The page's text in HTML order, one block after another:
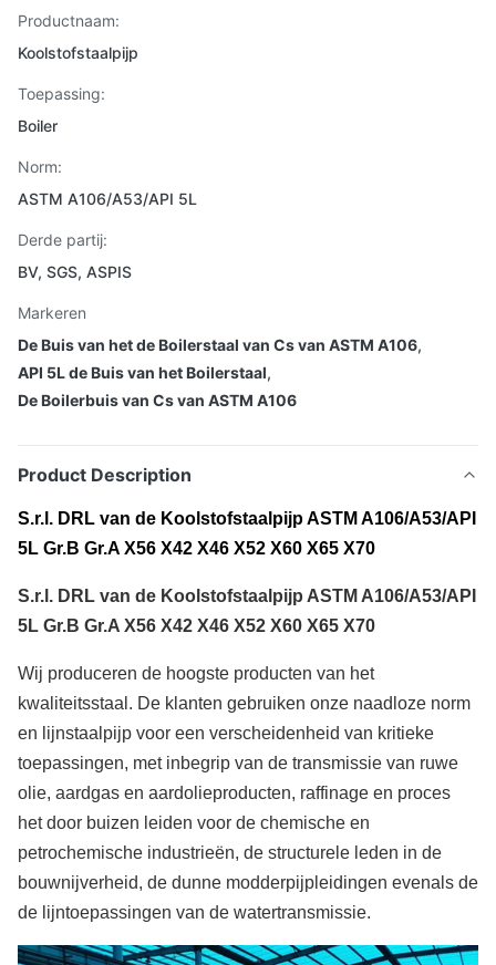
Productnaam:
Koolstofstaalpijp
Toepassing:
Boiler
Norm:
ASTM A106/A53/API 5L
Derde partij:
BV, SGS, ASPIS
Markeren
De Buis van het de Boilerstaal van Cs van ASTM A106,
API 5L de Buis van het Boilerstaal,
De Boilerbuis van Cs van ASTM A106
Product Description
S.r.l. DRL van de Koolstofstaalpijp ASTM A106/A53/API
5L Gr.B Gr.A X56 X42 X46 X52 X60 X65 X70
S.r.l. DRL van de Koolstofstaalpijp ASTM A106/A53/API
5L Gr.B Gr.A X56 X42 X46 X52 X60 X65 X70
Wij produceren de hoogste producten van het
kwaliteitsstaal. De klanten gebruiken onze naadloze norm
en lijnstaalpijp voor een verscheidenheid van kritieke
toepassingen, met inbegrip van de transmissie van ruwe
olie, aardgas en aardolieproducten, raffinage en proces
het door buizen leiden voor de chemische en
petrochemische industrieën, de structurele leden in de
bouwnijverheid, de dunne modderpijpleidingen evenals de
de lijntoepassingen van de watertransmissie.